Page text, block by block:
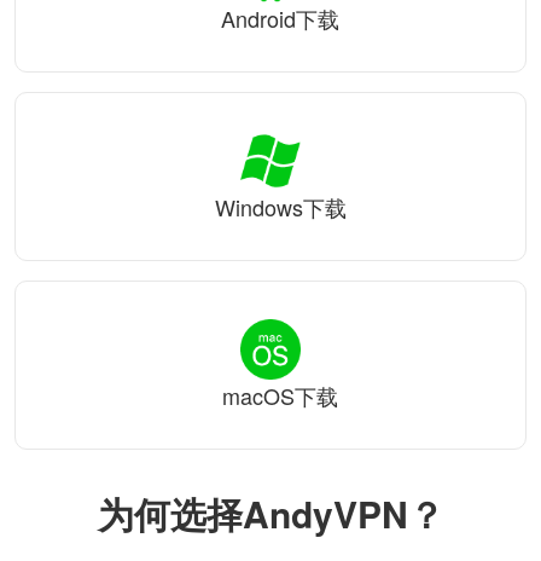
为何选择AndyVPN？
Android下载
Windows下载
macOS下载